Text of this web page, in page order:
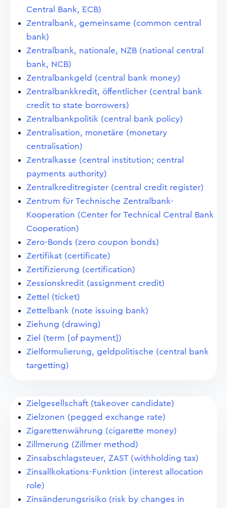
Central Bank, ECB)
Zentralbank, gemeinsame (common central
bank)
Zentralbank, nationale, NZB (national central
bank, NCB)
Zentralbankgeld (central bank money)
Zentralbankkredit, öffentlicher (central bank
credit to state borrowers)
Zentralbankpolitik (central bank policy)
Zentralisation, monetäre (monetary
centralisation)
Zentralkasse (central institution; central
payments authority)
Zentralkreditregister (central credit register)
Zentrum für Technische Zentralbank-
Kooperation (Center for Technical Central Bank
Cooperation)
Zero-Bonds (zero coupon bonds)
Zertifikat (certificate)
Zertifizierung (certification)
Zessionskredit (assignment credit)
Zettel (ticket)
Zettelbank (note issuing bank)
Ziehung (drawing)
Ziel (term [of payment])
Zielformulierung, geldpolitische (central bank
targetting)
Zielgesellschaft (takeover candidate)
Zielzonen (pegged exchange rate)
Zigarettenwährung (cigarette money)
Zillmerung (Zillmer method)
Zinsabschlagsteuer, ZAST (withholding tax)
Zinsallkokations-Funktion (interest allocation
role)
Zinsänderungsrisiko (risk by changes in